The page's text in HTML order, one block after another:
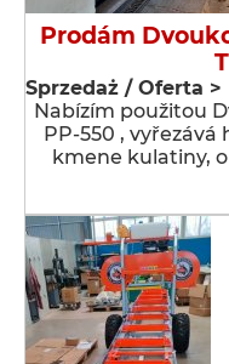
Prodám
Sprzedaż / Oferta
Nabízím použitou
PP-550 , vyřezává
kmene kulatiny,